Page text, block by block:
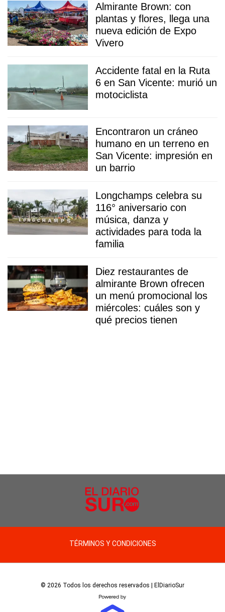
Almirante Brown: con
plantas y flores, llega una
nueva edición de Expo
Vivero
Accidente fatal en la Ruta
6 en San Vicente: murió un
motociclista
Encontraron un cráneo
humano en un terreno en
San Vicente: impresión en
un barrio
Longchamps celebra su
116° aniversario con
música, danza y
actividades para toda la
familia
Diez restaurantes de
almirante Brown ofrecen
un menú promocional los
miércoles: cuáles son y
qué precios tienen
TÉRMINOS Y CONDICIONES
© 2026 Todos los derechos reservados | ElDiarioSur